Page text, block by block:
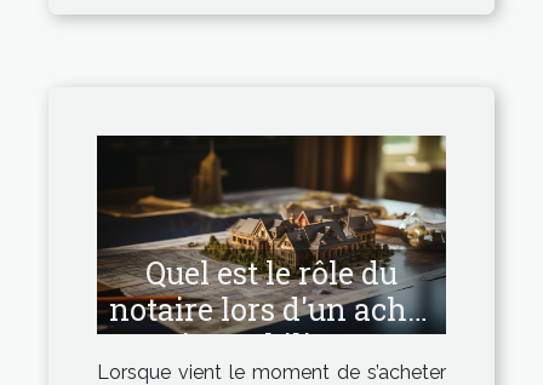
Quel est le rôle du
notaire lors d'un achat
immobilier ?
Lorsque vient le moment de s’acheter